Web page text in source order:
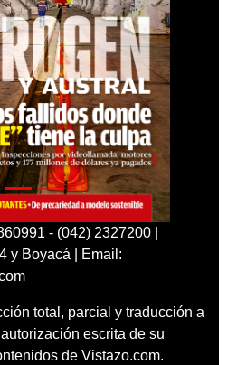
- (042) 2327200 |
y Boyacá | Email:
total, parcial y traducción a
escrita de su
de Vistazo.com.